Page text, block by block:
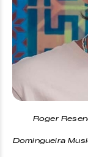
Roger
Domingueira